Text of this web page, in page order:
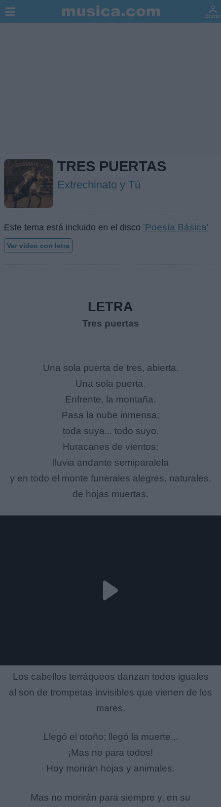
TRES PUERTAS
Extrechinato y Tú
Este tema está incluido en el disco 'Poesía Básica'
Ver vídeo con letra
LETRA
Tres puertas
Una sola puerta de tres, abierta.
Una sola puerta.
Enfrente, la montaña.
Pasa la nube inmensa;
toda suya... todo suyo.
Huracanes de vientos;
lluvia andante semiparalela
y en todo el monte funerales alegres, naturales,
de hojas muertas.
Los cabellos terráqueos danzan todos iguales
al son de trompetas invisibles que vienen de los
mares.
Llegó el otoño; llegó la muerte...
¡Mas no para todos!
Hoy morirán hojas y animales.
Mas no morirán para siempre y, en su